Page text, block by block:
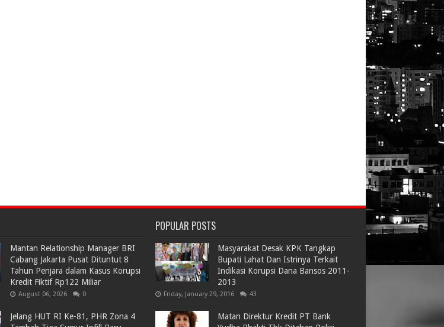
Mantan Relationship Manager BRI
Cabang Jakarta Pusat Dituntut 8
Tahun Penjara dalam Kasus Korupsi
Kredit Fiktif Rp122 Miliar
August 06, 2026 0
Jelang HUT RI Ke-81, PHR Zona 4
POPULAR POSTS
Masyarakat Desak KPK Tangkap
Bupati Lahat Dan Istrinya Terkait
Indikasi Korupsi Dana Bansos 2011-
2013
Friday, January 29, 2016 43
Matan Direktur Kredit PT Bank